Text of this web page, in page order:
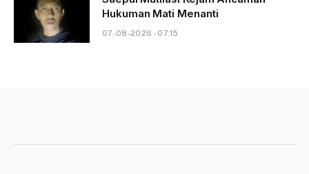
Hukuman Mati Menanti
07-08-2026 - 07.15